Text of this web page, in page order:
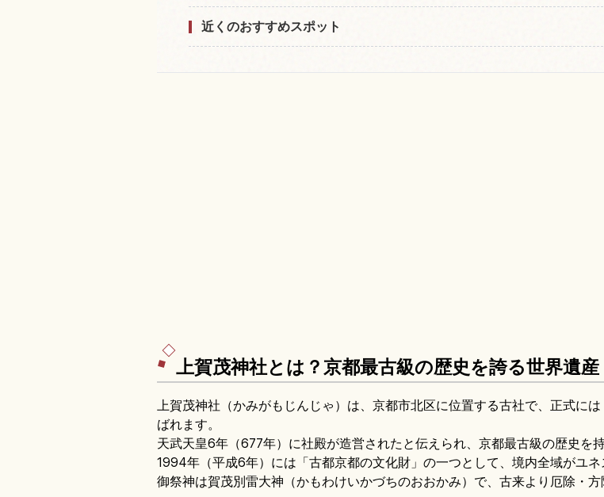
近くのおすすめスポット
上賀茂神社とは？京都最古級の歴史を誇る世界遺産
上賀茂神社（かみがもじんじゃ）は、京都市北区に位置する古社で、正式に
ばれます。
天武天皇6年（677年）に社殿が造営されたと伝えられ、京都最古級の歴史を
1994年（平成6年）には「古都京都の文化財」の一つとして、境内全域がユネ
御祭神は賀茂別雷大神（かもわけいかづちのおおかみ）で、古来より厄除・方